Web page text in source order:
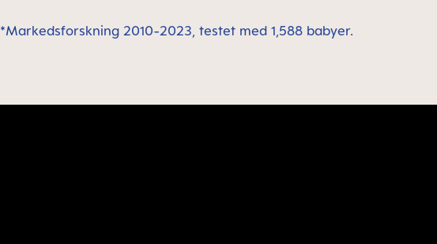
*Markedsforskning 2010-2023, testet med 1,588 babyer.